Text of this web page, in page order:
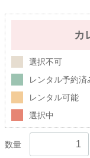
カ
選択不可
レンタル予約済
レンタル可能
選択中
数量